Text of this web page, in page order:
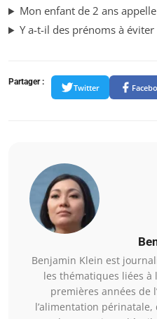
Mon enfant de 2 ans
Y a-t-il des prénoms à
Partager :
Twitter
Benjamin Klein est
les thématiques liées à
premières années de
l’alimentation